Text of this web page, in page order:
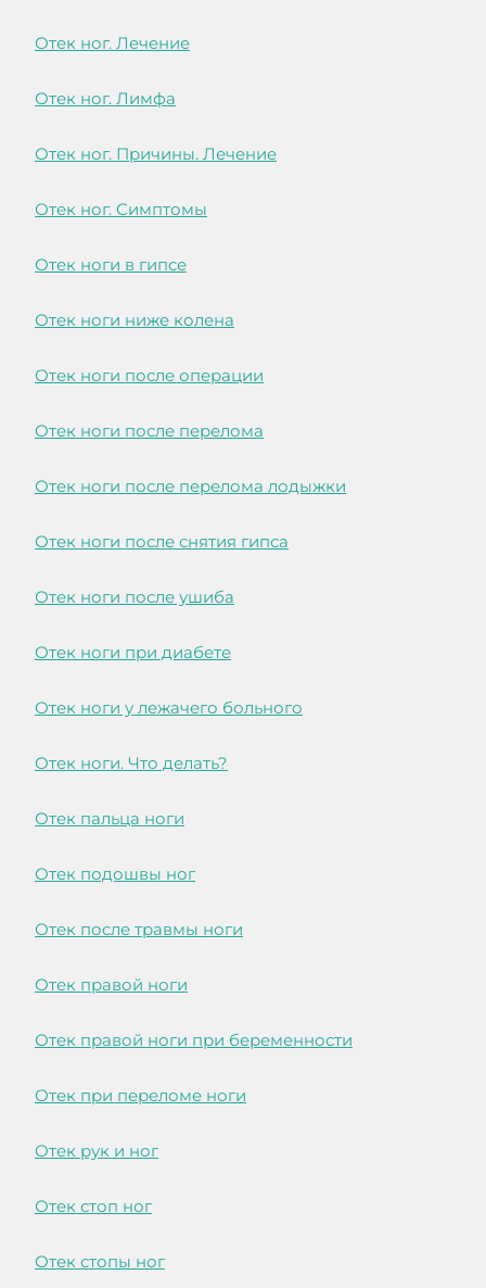
Отек ног. Лечение
Отек ног. Лимфа
Отек ног. Причины. Лечение
Отек ног. Симптомы
Отек ноги в гипсе
Отек ноги ниже колена
Отек ноги после операции
Отек ноги после перелома
Отек ноги после перелома лодыжки
Отек ноги после снятия гипса
Отек ноги после ушиба
Отек ноги при диабете
Отек ноги у лежачего больного
Отек ноги. Что делать?
Отек пальца ноги
Отек подошвы ног
Отек после травмы ноги
Отек правой ноги
Отек правой ноги при беременности
Отек при переломе ноги
Отек рук и ног
Отек стоп ног
Отек стопы ног